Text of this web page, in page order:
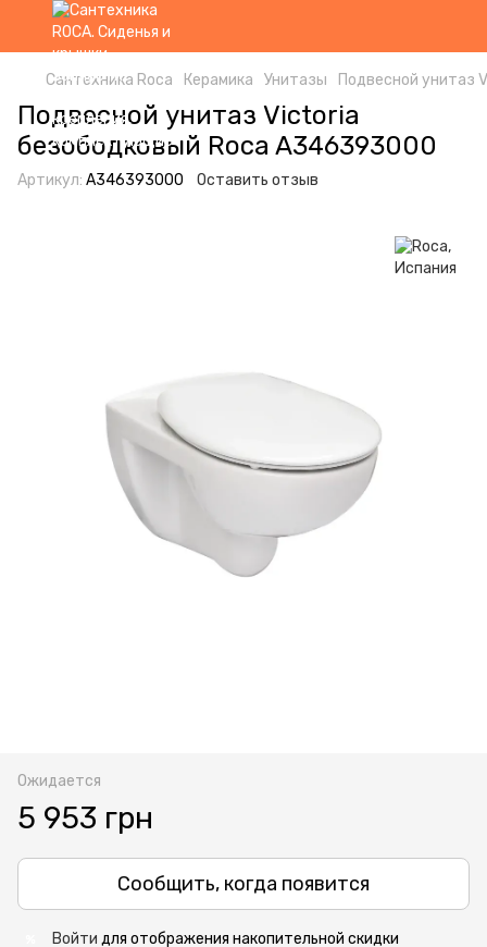
Сантехника Roca Керамика Унитазы Подвесной унитаз
Подвесной унитаз Victoria
безободковый Roca A346393000
Артикул: A346393000 Оставить отзыв
Ожидается
5 953 грн
Сообщить, когда появится
Войти для отображения накопительной скидки